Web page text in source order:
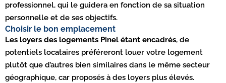
professionnel, qui le guidera en fonction de sa situation
personnelle et de ses objectifs.
Choisir le bon emplacement
Les loyers des logements Pinel étant encadrés, de
potentiels locataires préféreront louer votre logement
plutôt que d’autres bien similaires dans le même secteur
géographique, car proposés à des loyers plus élevés.